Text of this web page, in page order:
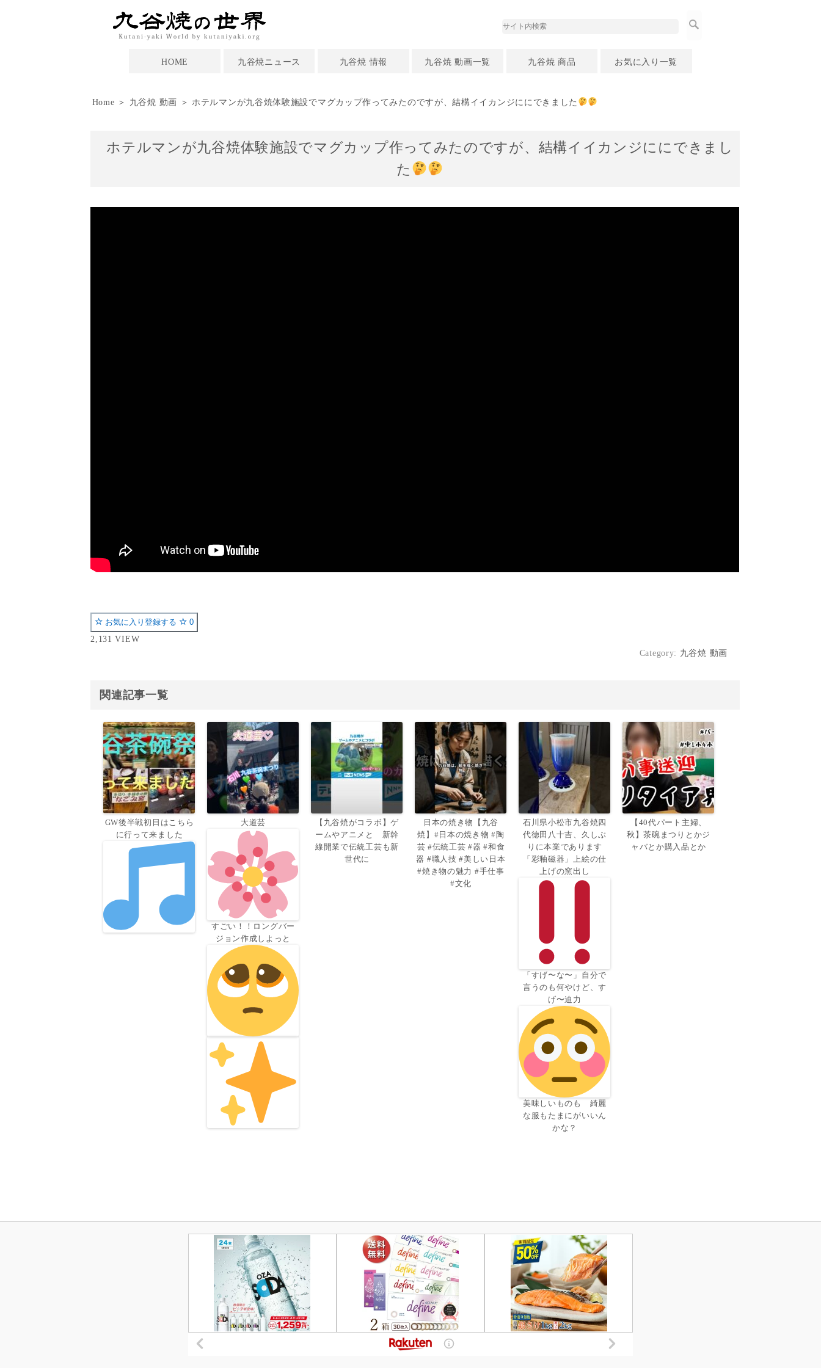
HOME 九谷焼ニュース 九谷焼 情報 九谷焼 動画一覧 九谷焼 商品 お気に入り一覧
Home ＞ 九谷焼 動画 ＞ ホテルマンが九谷焼体験施設でマグカップ作ってみたのですが、結構イイカンジににできました
ホテルマンが九谷焼体験施設でマグカップ作ってみたのですが、結構イイカンジににできまし
た
お気に入り登録する
0
2,131 VIEW
Category: 九谷焼 動画
関連記事一覧
GW後半戦初日はこちら
に行って来ました
大道芸
すごい！！ロングバー
ジョン作成しよっと
【九谷焼がコラボ】ゲ
ームやアニメと 新幹
線開業で伝統工芸も新
世代に
日本の焼き物【九谷
焼】#日本の焼き物 #陶
芸 #伝統工芸 #器 #和食
器 #職人技 #美しい日本
#焼き物の魅力 #手仕事
#文化
石川県小松市九谷焼四
代徳田八十吉、久しぶ
りに本業であります
「彩釉磁器」上絵の仕
上げの窯出し
「すげ〜な〜」自分で
言うのも何やけど、す
げ〜迫力
美味しいものも 綺麗
な服もたまにがいいん
かな？
【40代パート主婦、
秋】茶碗まつりとかジ
ャバとか購入品とか